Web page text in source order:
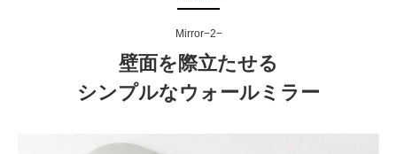
Mirror−2−
壁面を際立たせる
シンプルなウォールミラー